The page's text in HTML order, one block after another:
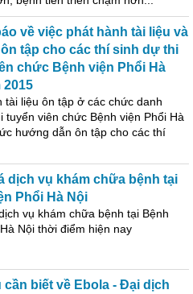
về việc phát hành tài liệu và
tập cho các thí sinh dự thi
chức Bệnh viện Phổi Hà
2015
tài liệu ôn tập ở các chức danh
viên chức Bệnh viện Phổi Hà
hướng dẫn ôn tập cho các thí
dịch vụ khám chữa bệnh tại
Phổi Hà Nội
vụ khám chữa bệnh tại Bệnh
Nội thời điểm hiện nay
cần biết về Ebola - Đại dịch